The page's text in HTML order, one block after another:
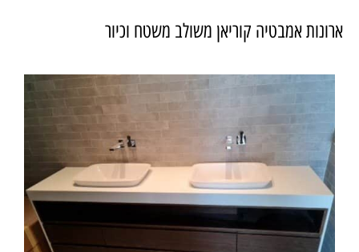
ארונות אמבטיה קוריאן משולב משטח וכיור